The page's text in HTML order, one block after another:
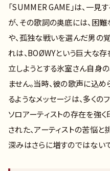
「SUMMER GAME」は、一見
が、その歌詞の奥底には、困
や、孤独な戦いを選んだ男の
れは、BOØWYという巨大な
立しようとする氷室さん自身
ません。当時、彼の歌声に込
るようなメッセージは、多くの
ソロアーティストの存在を強
された、アーティストの苦悩
深みはさらに増すのではないで